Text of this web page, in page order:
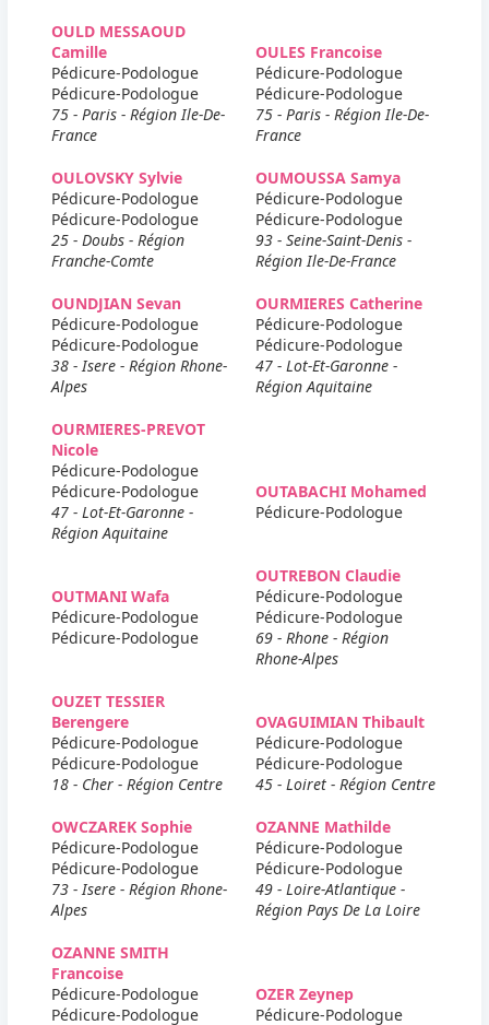
OULD MESSAOUD
Camille
Pédicure-Podologue
Pédicure-Podologue
75 - Paris - Région Ile-De-
France
OULES Francoise
Pédicure-Podologue
Pédicure-Podologue
75 - Paris - Région Ile-De-
France
OULOVSKY Sylvie
Pédicure-Podologue
Pédicure-Podologue
25 - Doubs - Région
Franche-Comte
OUMOUSSA Samya
Pédicure-Podologue
Pédicure-Podologue
93 - Seine-Saint-Denis -
Région Ile-De-France
OUNDJIAN Sevan
Pédicure-Podologue
Pédicure-Podologue
38 - Isere - Région Rhone-
Alpes
OURMIERES Catherine
Pédicure-Podologue
Pédicure-Podologue
47 - Lot-Et-Garonne -
Région Aquitaine
OURMIERES-PREVOT
Nicole
Pédicure-Podologue
Pédicure-Podologue
47 - Lot-Et-Garonne -
Région Aquitaine
OUTABACHI Mohamed
Pédicure-Podologue
OUTMANI Wafa
Pédicure-Podologue
Pédicure-Podologue
OUTREBON Claudie
Pédicure-Podologue
Pédicure-Podologue
69 - Rhone - Région
Rhone-Alpes
OUZET TESSIER
Berengere
Pédicure-Podologue
Pédicure-Podologue
18 - Cher - Région Centre
OVAGUIMIAN Thibault
Pédicure-Podologue
Pédicure-Podologue
45 - Loiret - Région Centre
OWCZAREK Sophie
Pédicure-Podologue
Pédicure-Podologue
73 - Isere - Région Rhone-
Alpes
OZANNE Mathilde
Pédicure-Podologue
Pédicure-Podologue
49 - Loire-Atlantique -
Région Pays De La Loire
OZANNE SMITH
Francoise
Pédicure-Podologue
Pédicure-Podologue
OZER Zeynep
Pédicure-Podologue